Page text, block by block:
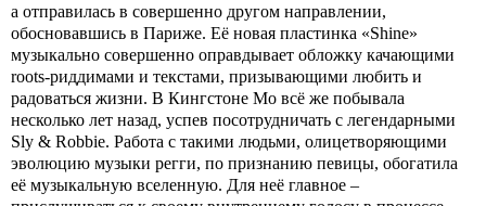
а отправилась в совершенно другом направлении,
обосновавшись в Париже. Её новая пластинка «Shine»
музыкально совершенно оправдывает обложку качающими
roots-риддимами и текстами, призывающими любить и
радоваться жизни. В Кингстоне Мо всё же побывала
несколько лет назад, успев посотрудничать с легендарными
Sly & Robbie. Работа с такими людьми, олицетворяющими
эволюцию музыки регги, по признанию певицы, обогатила
её музыкальную вселенную. Для неё главное –